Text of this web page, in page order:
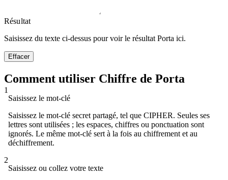
Résultat
Saisissez du texte ci-dessus pour voir le résultat Porta ici.
Effacer
Comment utiliser Chiffre de Porta
1
Saisissez le mot-clé
Saisissez le mot-clé secret partagé, tel que CIPHER. Seules ses
lettres sont utilisées ; les espaces, chiffres ou ponctuation sont
ignorés. Le même mot-clé sert à la fois au chiffrement et au
déchiffrement.
2
Saisissez ou collez votre texte